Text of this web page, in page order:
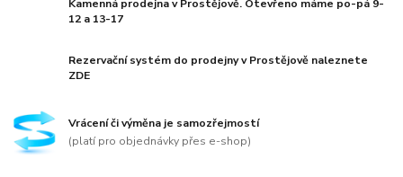
Kamenná prodejna v Prostějově. Otevřeno máme po-pá 9-
12 a 13-17
Rezervační systém do prodejny v Prostějově naleznete
ZDE
Vrácení či výměna je samozřejmostí
(platí pro objednávky přes e-shop)